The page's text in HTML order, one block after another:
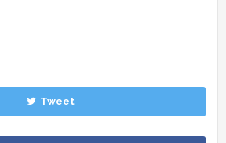
Tweet